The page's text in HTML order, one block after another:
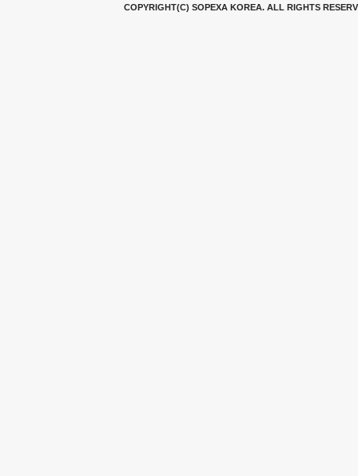
COPYRIGHT(C) SOPEXA KOREA. ALL RIGHTS